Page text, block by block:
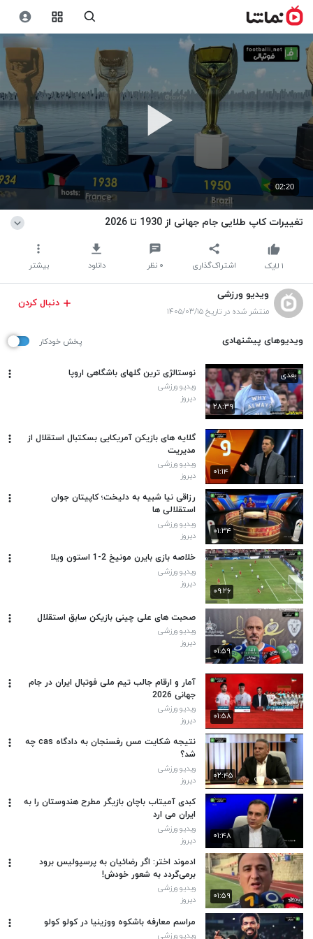
02:20
تغییرات کاپ طلایی جام جهانی از 1930 تا 2026
اشتراک‌گذاری ۰ نظر دانلود بیشتر ۱ لایک
ویدیو ورزشی
منتشر شده در تاریخ ۱۴۰۵/۰۳/۱۵
دنبال کردن
ویدیوهای پیشنهادی پخش خودکار
۲۸:۳۹
بعدی نوستالژی ترین گلهای باشگاهی اروپا
ویدیو ورزشی
دیروز
۰۱:۱۴
گلایه های بازیکن آمریکایی بسکتبال استقلال از
مدیریت
ویدیو ورزشی
دیروز
۰۱:۳۴
رزاقی نیا شبیه به دلیخت؛ کاپیتان جوان
استقلالی ها
ویدیو ورزشی
دیروز
۰۹:۲۶
خلاصه بازی بایرن مونیخ 2-1 استون ویلا
ویدیو ورزشی
دیروز
۰۱:۵۹
صحبت های علی چینی بازیکن سابق استقلال
ویدیو ورزشی
دیروز
۰۱:۵۸
آمار و ارقام جالب تیم ملی فوتبال ایران در جام
جهانی 2026
ویدیو ورزشی
دیروز
۰۲:۴۵
نتیجه شکایت مس رفسنجان به دادگاه cas چه
شد؟
ویدیو ورزشی
دیروز
۰۱:۴۸
کبدی آمیتاب باچان بازیگر مطرح هندوستان را به
ایران می‌ ارد
ویدیو ورزشی
دیروز
۰۱:۵۹
ادموند اختر: اگر رضائیان به پرسپولیس برود
برمی‌گردد به شعور خودش!
ویدیو ورزشی
دیروز
مراسم معارفه باشکوه ووزینیا در کولو کولو
ویدیو ورزشی